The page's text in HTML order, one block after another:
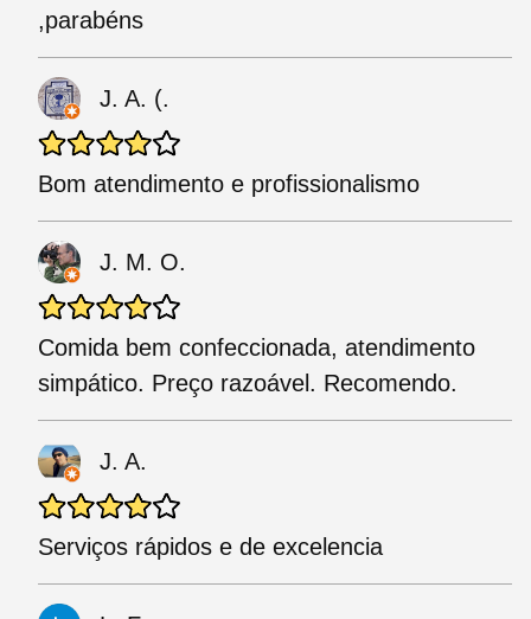
,parabéns
J. A. (.
Bom atendimento e profissionalismo
J. M. O.
Comida bem confeccionada, atendimento
simpático. Preço razoável. Recomendo.
J. A.
Serviços rápidos e de excelencia